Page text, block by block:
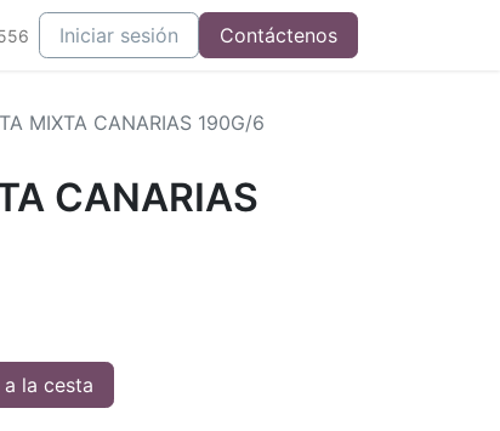
Iniciar sesión Contáctenos
MIXTA CANARIAS 190G/6
CANARIAS
la cesta